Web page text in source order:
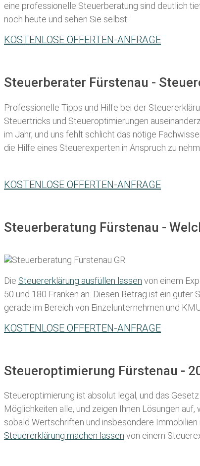
eine professionelle Steuerberatung sind deutlich
noch heute und sehen Sie selbst:
KOSTENLOSE OFFERTEN-ANFRAGE
Steuerberater Fürstenau -
Professionelle Tipps und Hilfe bei der Ste
Steuertricks und Steueroptimierungen
im Jahr, und uns fehlt schlicht das nötige
die Hilfe eines Steuerexperten in Anspruch zu
KOSTENLOSE OFFERTEN-ANFRAGE
Steuerberatung Fürstenau -
Die Steuererklärung ausfüllen lassen von einem
50 und 180 Franken an. Diesen Betrag ist ein guter
gerade im Bereich von Einzelunternehmen und
KOSTENLOSE OFFERTEN-ANFRAGE
Steueroptimierung Fürstenau -
Steueroptimierung ist absolut legal, und das
Möglichkeiten alle, und zeigen Ihnen Lösungen
sobald Wertschriften und insbesondere
Steuererklärung machen lassen von einem